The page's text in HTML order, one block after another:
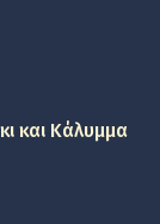
και Κάλυμμα